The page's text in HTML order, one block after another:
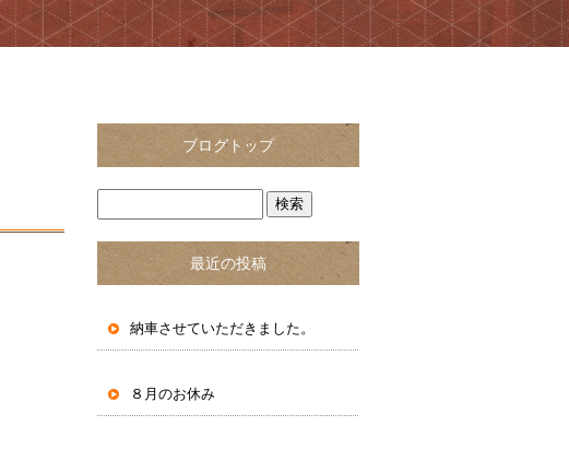
ブログトップ
最近の投稿
納車させていただきました。
８月のお休み